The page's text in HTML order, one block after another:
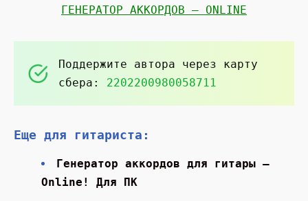
ГЕНЕРАТОР АККОРДОВ — ONLINE
Поддержите автора через карту
сбера: 2202200980058711
Еще для гитариста:
Генератор аккордов для гитары —
Online! Для ПК